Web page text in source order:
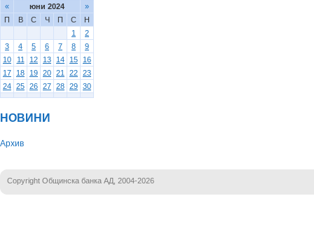
« юни 2024
»
П
В С Ч П С
Н
1
2
3
4 5 6 7 8
9
10
11 12 13 14 15
16
17
18 19 20 21 22 23
24 25 26 27 28 29 30
НОВИНИ
Архив
Copyright Общинска банка АД, 2004-2026